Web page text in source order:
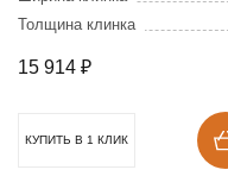
Толщина клинка
15 914 ₽
КУПИТЬ В 1 КЛИК